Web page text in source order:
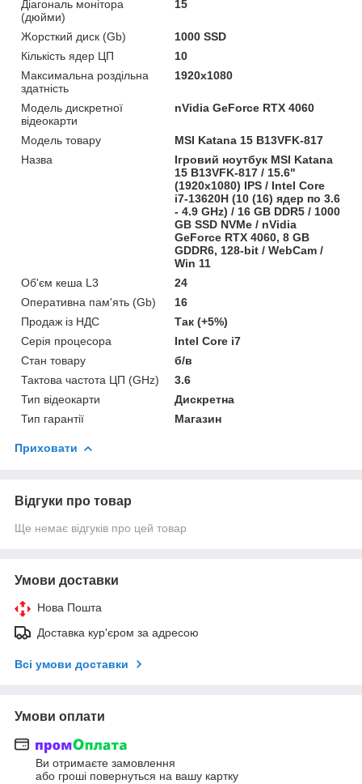
Діагональ монітора
(дюйми)
15
Жорсткий диск (Gb)
1000 SSD
Кількість ядер ЦП
10
Максимальна роздільна
здатність
1920x1080
Модель дискретної
відеокарти
nVidia GeForce RTX 4060
Модель товару
MSI Katana 15 B13VFK-817
Назва
Ігровий ноутбук MSI Katana
15 B13VFK-817 / 15.6"
(1920x1080) IPS / Intel Core
i7-13620H (10 (16) ядер по 3.6
- 4.9 GHz) / 16 GB DDR5 / 1000
GB SSD NVMe / nVidia
GeForce RTX 4060, 8 GB
GDDR6, 128-bit / WebCam /
Win 11
Об'єм кеша L3
24
Оперативна пам'ять (Gb)
16
Продаж із НДС
Так (+5%)
Серія процесора
Intel Core i7
Стан товару
б/в
Тактова частота ЦП (GHz)
3.6
Тип відеокарти
Дискретна
Тип гарантії
Магазин
Приховати
Відгуки про товар
Ще немає відгуків про цей товар
Умови доставки
Нова Пошта
Доставка кур'єром за адресою
Всі умови доставки
Умови оплати
Ви отримаєте замовлення
або гроші повернуться на вашу картку